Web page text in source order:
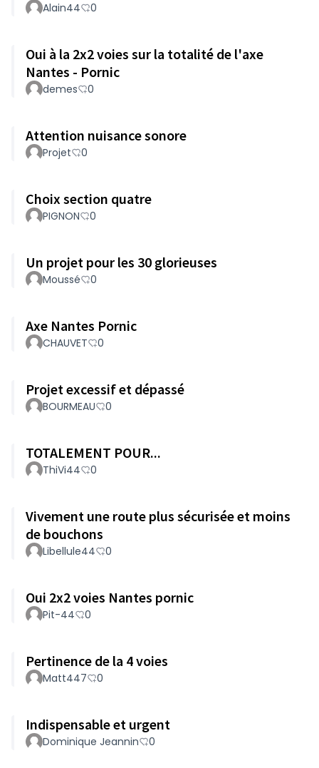
Alain44 0
Oui à la 2x2 voies sur la totalité de l'axe
Nantes - Pornic
demes 0
Attention nuisance sonore
Projet 0
Choix section quatre
PIGNON 0
Un projet pour les 30 glorieuses
Moussé 0
Axe Nantes Pornic
CHAUVET 0
Projet excessif et dépassé
BOURMEAU 0
TOTALEMENT POUR...
ThiVi44 0
Vivement une route plus sécurisée et moins
de bouchons
Libellule44 0
Oui 2x2 voies Nantes pornic
Pit-44 0
Pertinence de la 4 voies
Matt447 0
Indispensable et urgent
Dominique Jeannin 0